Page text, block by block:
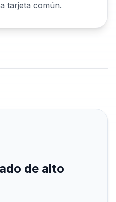
tarjeta común.
de alto